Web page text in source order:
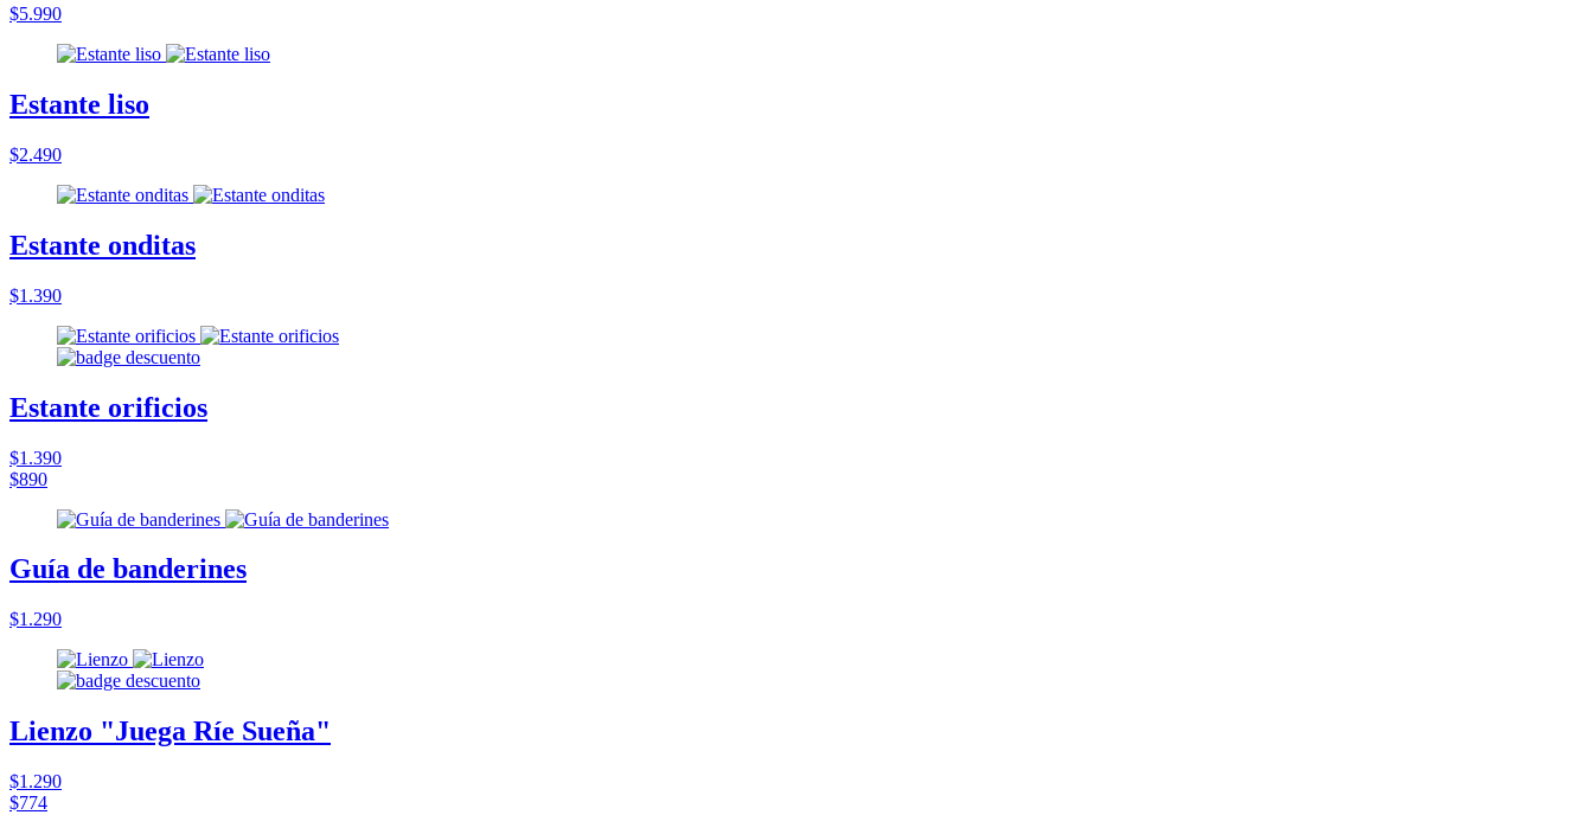
$5.990
Estante liso
$2.490
Estante onditas
$1.390
Estante orificios
$1.390
$890
Guía de banderines
$1.290
Lienzo "Juega Ríe Sueña"
$1.290
$774